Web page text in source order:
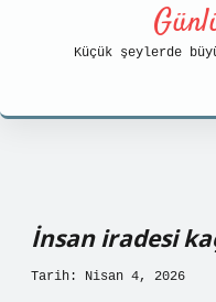
Küçük şeylerde
İnsan iradesi
Tarih: Nisan 4, 2026